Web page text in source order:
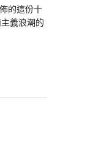
的這份十
義浪潮的